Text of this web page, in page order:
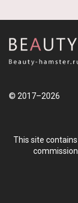
© 2017–2026
This site